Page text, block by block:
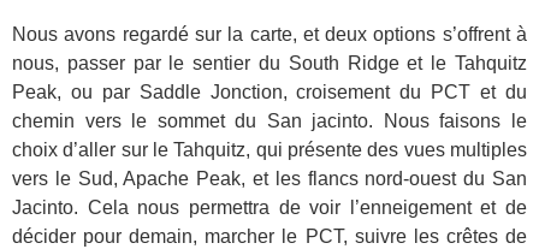
Nous avons regardé sur la carte, et deux options s’offrent à
nous, passer par le sentier du South Ridge et le Tahquitz
Peak, ou par Saddle Jonction, croisement du PCT et du
chemin vers le sommet du San jacinto. Nous faisons le
choix d’aller sur le Tahquitz, qui présente des vues multiples
vers le Sud, Apache Peak, et les flancs nord-ouest du San
Jacinto. Cela nous permettra de voir l’enneigement et de
décider pour demain, marcher le PCT, suivre les crêtes de